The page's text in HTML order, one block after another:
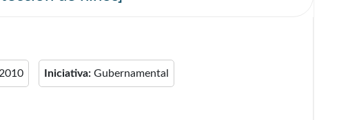
Iniciativa: Gubernamental